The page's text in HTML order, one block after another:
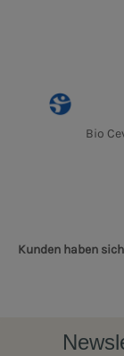
Bio
Kunden haben